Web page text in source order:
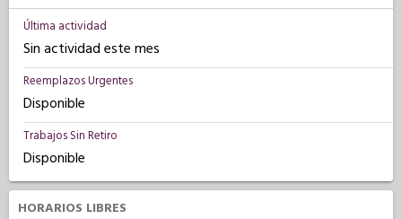
Última actividad
Sin actividad este mes
Reemplazos Urgentes
Disponible
Trabajos Sin Retiro
Disponible
HORARIOS LIBRES